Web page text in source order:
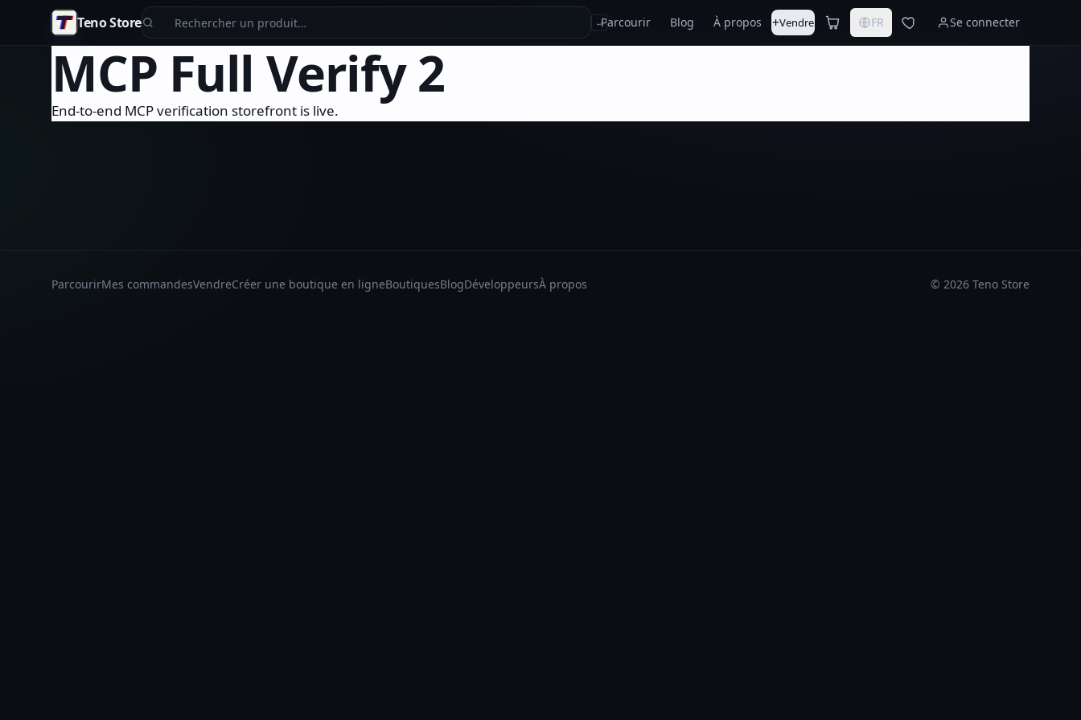
Aller au contenu principal
Teno Store ↵Parcourir Blog À propos +Vendre FR Se connecter
MCP Full Verify 2
End-to-end MCP verification storefront is live.
ParcourirMes commandesVendreCréer une boutique en ligneBoutiquesBlogDéveloppeursÀ propos © 2026 Teno Store